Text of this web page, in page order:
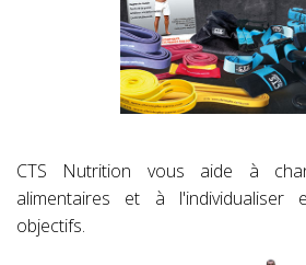
CTS Nutrition vous aide à
alimentaires et à
objectifs.